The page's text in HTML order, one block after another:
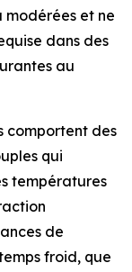
et ne
dans des
au
comportent des
qui
températures
de
froid, que